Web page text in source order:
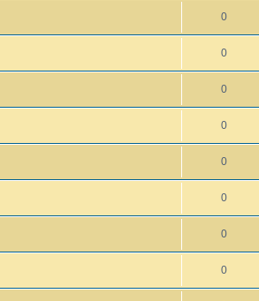
0
0
0
0
0
0
0
0